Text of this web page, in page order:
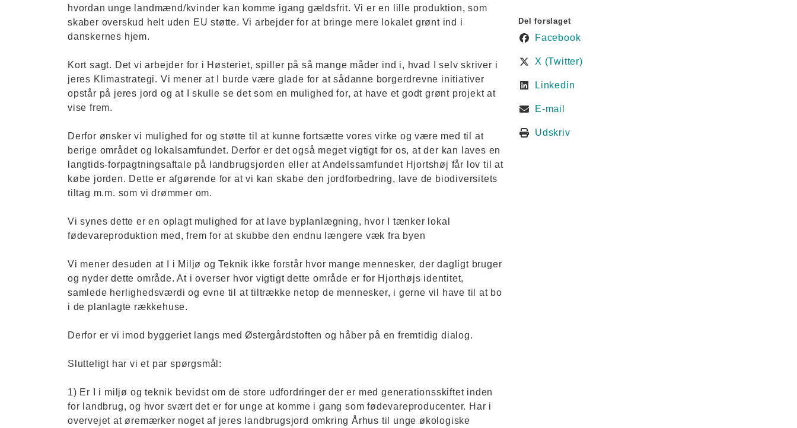
hvordan unge landmænd/kvinder kan komme igang gældsfrit. Vi er en lille produktion, som
skaber overskud helt uden EU støtte. Vi arbejder for at bringe mere lokalet grønt ind i
danskernes hjem.
Kort sagt. Det vi arbejder for i Høsteriet, spiller på så mange måder ind i, hvad I selv skriver i
jeres Klimastrategi. Vi mener at I burde være glade for at sådanne borgerdrevne initiativer
opstår på jeres jord og at I skulle se det som en mulighed for, at have et godt grønt projekt at
vise frem.
Derfor ønsker vi mulighed for og støtte til at kunne fortsætte vores virke og være med til at
berige området og lokalsamfundet. Derfor er det også meget vigtigt for os, at der kan laves en
langtids-forpagtningsaftale på landbrugsjorden eller at Andelssamfundet Hjortshøj får lov til at
købe jorden. Dette er afgørende for at vi kan skabe den jordforbedring, lave de biodiversitets
tiltag m.m. som vi drømmer om.
Vi synes dette er en oplagt mulighed for at lave byplanlægning, hvor I tænker lokal
fødevareproduktion med, frem for at skubbe den endnu længere væk fra byen
Vi mener desuden at I i Miljø og Teknik ikke forstår hvor mange mennesker, der dagligt bruger
og nyder dette område. At i overser hvor vigtigt dette område er for Hjorthøjs identitet,
samlede herlighedsværdi og evne til at tiltrække netop de mennesker, i gerne vil have til at bo
i de planlagte rækkehuse.
Derfor er vi imod byggeriet langs med Østergårdstoften og håber på en fremtidig dialog.
Slutteligt har vi et par spørgsmål:
1) Er I i miljø og teknik bevidst om de store udfordringer der er med generationsskiftet inden
for landbrug, og hvor svært det er for unge at komme i gang som fødevareproducenter. Har i
overvejet at øremærker noget af jeres landbrugsjord omkring Århus til unge økologiske
Del forslaget
Facebook
X (Twitter)
Linkedin
E-mail
Udskriv